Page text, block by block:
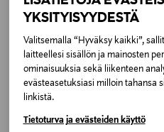
YKSITYISYYDESTÄ
Valitsemalla “Hyväksy kaikki”,
laitteellesi sisällön ja mainosten
ominaisuuksia sekä liikenteen
evästeasetuksiasi milloin tahansa
linkistä.
Tietoturva ja evästeiden käyttö
Käsinpesu. Ei
pesuainetta.
Väri
DREAMLAND